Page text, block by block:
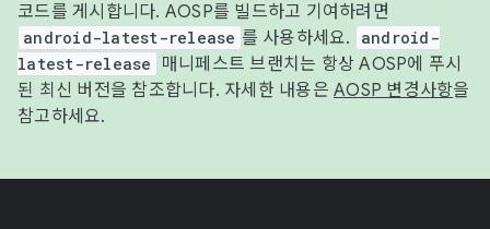
코드를 게시합니다. AOSP를 빌드하고 기여하려면
android-latest-release 를 사용하세요.
android-
latest-release
매니페스트 브랜치는 항상 AOSP에 푸시
된 최신 버전을 참조합니다. 자세한 내용은 AOSP 변경사항을
참고하세요.